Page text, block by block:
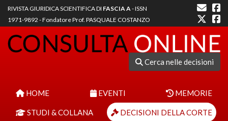
RIVISTA GIURIDICA SCIENTIFICA DI FASCIA A- ISSN
1971-9892 - Fondatore Prof. PASQUALE COSTANZO
Cerca nelle decisioni
HOME EVENTI MEMORIE
STUDI & COLLANA DECISIONI DELLA CORTE